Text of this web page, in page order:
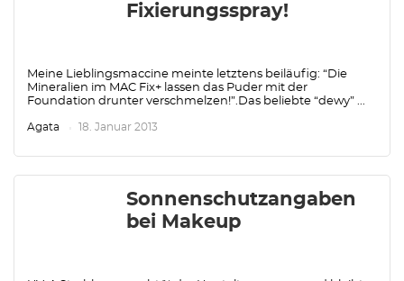
Fixierungsspray!
Meine Lieblingsmaccine meinte letztens beiläufig: “Die
Mineralien im MAC Fix+ lassen das Puder mit der
Foundation drunter verschmelzen!”.Das beliebte “dewy” ...
Agata 18. Januar 2013
Sonnenschutzangaben
bei Makeup